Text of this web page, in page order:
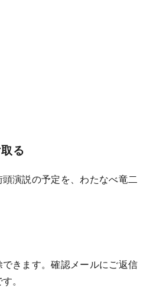
る
演説の予定を、わたなべ竜二
きます。確認メールにご返信
。